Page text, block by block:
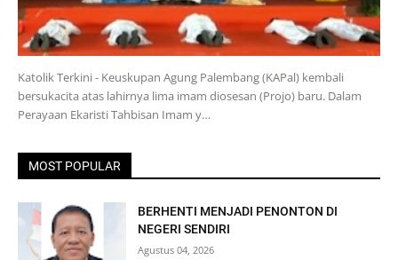
Katolik Terkini - Keuskupan Agung Palembang (KAPal) kembali
bersukacita atas lahirnya lima imam diosesan (Projo) baru. Dalam
Perayaan Ekaristi Tahbisan Imam y…
MOST POPULAR
BERHENTI MENJADI PENONTON DI
NEGERI SENDIRI
Agustus 04, 2026